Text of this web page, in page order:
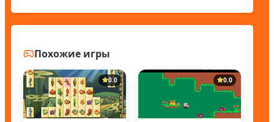
Похожие игры
0.0 0.0